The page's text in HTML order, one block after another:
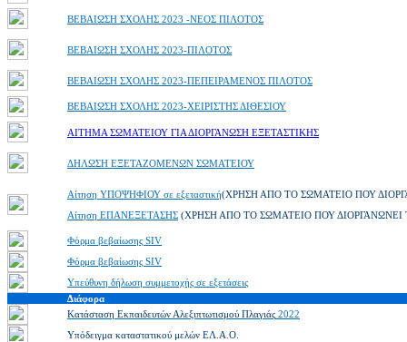
ΒΕΒΑΙΩΣΗ ΣΧΟΛΗΣ 2023 -ΝΕΟΣ ΠΙΛΟΤΟΣ
ΒΕΒΑΙΩΣΗ ΣΧΟΛΗΣ 2023-ΠΙΛΟΤΟΣ
ΒΕΒΑΙΩΣΗ ΣΧΟΛΗΣ 2023-ΠΕΠΕΙΡΑΜΕΝΟΣ ΠΙΛΟΤΟΣ
ΒΕΒΑΙΩΣΗ ΣΧΟΛΗΣ 2023-ΧΕΙΡΙΣΤΗΣ ΔΙΘΕΣΙΟΥ
ΑΙΤΗΜΑ ΣΩΜΑΤΕΙΟΥ ΓΙΑ ΔΙΟΡΓΑΝΩΣΗ ΕΞΕΤΑΣΤΙΚΗΣ
ΔΗΛΩΣΗ ΕΞΕΤΑΖΟΜΕΝΩΝ ΣΩΜΑΤΕΙΟΥ
Αίτηση ΥΠΟΨΗΦΙΟΥ σε εξεταστική(ΧΡΗΣΗ ΑΠΟ ΤΟ ΣΩΜΑΤΕΙΟ ΠΟΥ
Αίτηση ΕΠΑΝΕΞΕΤΑΣΗΣ (ΧΡΗΣΗ ΑΠΟ ΤΟ ΣΩΜΑΤΕΙΟ ΠΟΥ ΔΙΟΡΓΑΝΩΝΕΙ
Φόρμα βεβαίωσης SIV
Φόρμα βεβαίωσης SIV
Υπεύθυνη δήλωση συμμετοχής σε εξετάσεις
Διάφορα
Κατάσταση Εκπαιδευτών Αλεξιπτωτισμού Πλαγιάς 2022
Υπόδειγμα καταστατικού μελών ΕΛ.Α.Ο.